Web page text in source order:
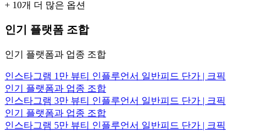
+ 10개 더 많은 옵션
인기 플랫폼 조합
인기 플랫폼과 업종 조합
인스타그램 1만 뷰티 인플루언서 일반피드 단가 | 크픽
인기 플랫폼과 업종 조합
인스타그램 3만 뷰티 인플루언서 일반피드 단가 | 크픽
인기 플랫폼과 업종 조합
인스타그램 5만 뷰티 인플루언서 일반피드 단가 | 크픽